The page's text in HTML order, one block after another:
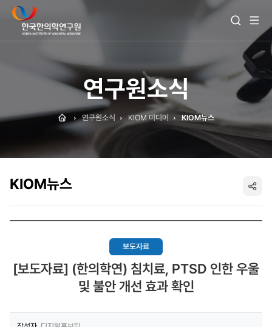
열
기
메
보
연구원소식
KIOM뉴스
Home연구원소식 KIOM 미디어 KIOM뉴스
공
보도자료
[보도자료] (한의학연) 침치료, PTSD 인한 우울
및 불안 개선 효과 확인